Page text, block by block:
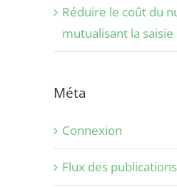
Réduire le coût du
mutualisant la
Méta
Connexion
Flux des publications